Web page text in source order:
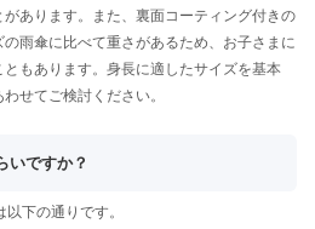
あります。また、裏面コーティング付きの
雨傘に比べて重さがあるため、お子さまに
もあります。身長に適したサイズを基本
せてご検討ください。
いですか？
下の通りです。